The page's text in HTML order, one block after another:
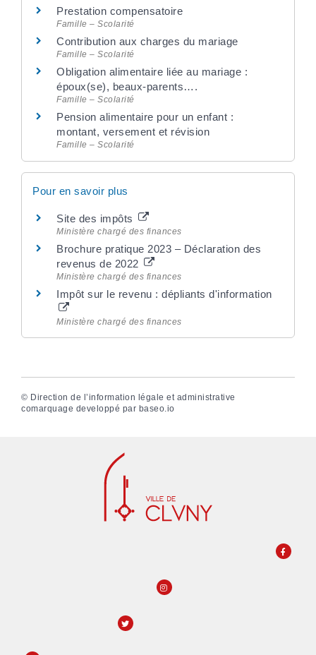
Prestation compensatoire
Famille – Scolarité
Contribution aux charges du mariage
Famille – Scolarité
Obligation alimentaire liée au mariage :
époux(se), beaux-parents….
Famille – Scolarité
Pension alimentaire pour un enfant :
montant, versement et révision
Famille – Scolarité
Pour en savoir plus
Site des impôts
Ministère chargé des finances
Brochure pratique 2023 – Déclaration des
revenus de 2022
Ministère chargé des finances
Impôt sur le revenu : dépliants d'information
Ministère chargé des finances
© Direction de l’information légale et administrative
comarquage developpé par baseo.io